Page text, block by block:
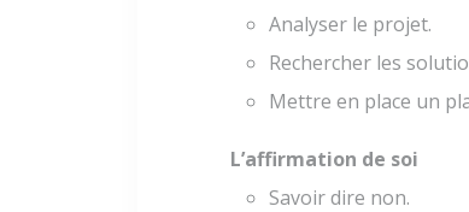
Analyser le projet.
Rechercher les
Mettre en place un
L’affirmation de soi
Savoir dire non.